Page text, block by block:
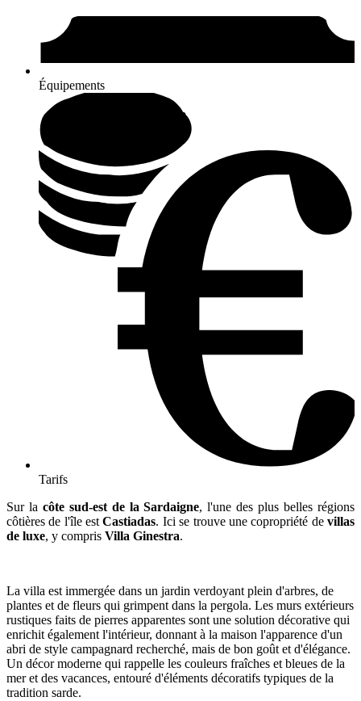
Équipements
Tarifs
Sur la côte sud-est de la Sardaigne, l'une des plus belles régions
côtières de l'île estCastiadas. Ici se trouve une copropriété devillas
de luxe, y compris Villa Ginestra.
La villa est immergée dans un jardin verdoyant plein d'arbres, de
plantes et de fleurs qui grimpent dans la pergola. Les murs extérieurs
rustiques faits de pierres apparentes sont une solution décorative qui
enrichit également l'intérieur, donnant à la maison l'apparence d'un
abri de style campagnard recherché, mais de bon goût et d'élégance.
Un décor moderne qui rappelle les couleurs fraîches et bleues de la
mer et des vacances, entouré d'éléments décoratifs typiques de la
tradition sarde.